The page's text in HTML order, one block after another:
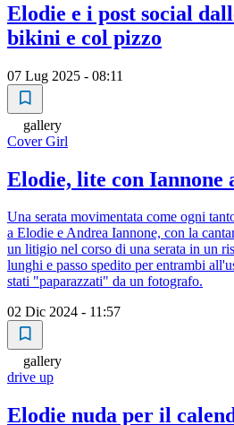
Elodie e i post social
bikini e col pizzo
07 Lug 2025 - 08:11
gallery
Cover Girl
Elodie, lite con Iannone
Una serata movimentata come ogni
a Elodie e Andrea Iannone, con la
un litigio nel corso di una serata in un
lunghi e passo spedito per entrambi
stati "paparazzati" da un fotografo.
02 Dic 2024 - 11:57
gallery
drive up
Elodie nuda per il